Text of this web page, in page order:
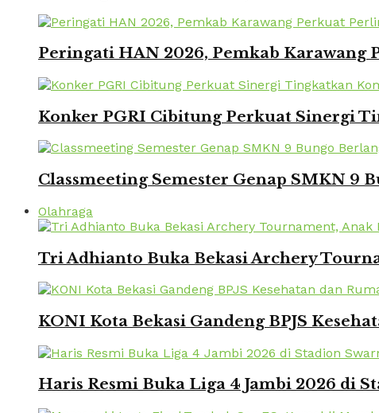
Peringati HAN 2026, Pemkab
Konker PGRI Cibitung Perkuat Sinergi
Classmeeting Semester Genap SMKN 9
Olahraga
Tri Adhianto Buka Bekasi Archery
KONI Kota Bekasi Gandeng BPJS
Haris Resmi Buka Liga 4 Jambi 2026 di